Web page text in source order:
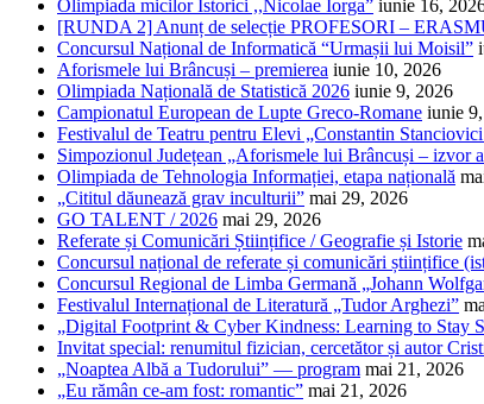
Olimpiada micilor Istorici ,,Nicolae Iorga” iunie 16,
[RUNDA 2] Anunț de selecție PROFESORI –
Concursul Național de Informatică “Urmașii lui Moisil”
Aforismele lui Brâncuși – premierea iunie 10, 2026
Olimpiada Națională de Statistică 2026 iunie 9, 2026
Campionatul European de Lupte Greco-Romane iunie
Festivalul de Teatru pentru Elevi „Constantin
Simpozionul Județean „Aforismele lui Brâncuși – izvor
Olimpiada de Tehnologia Informației, etapa națională
„Cititul dăunează grav inculturii” mai 29, 2026
GO TALENT / 2026 mai 29, 2026
Referate și Comunicări Științifice / Geografie și Istorie
Concursul național de referate și comunicări științifice
Concursul Regional de Limba Germană „Johann
Festivalul Internațional de Literatură „Tudor Arghezi”
„Digital Footprint & Cyber Kindness: Learning to Stay
Invitat special: renumitul fizician, cercetător și autor
„Noaptea Albă a Tudorului” — program mai 21, 2026
„Eu rămân ce-am fost: romantic” mai 21, 2026